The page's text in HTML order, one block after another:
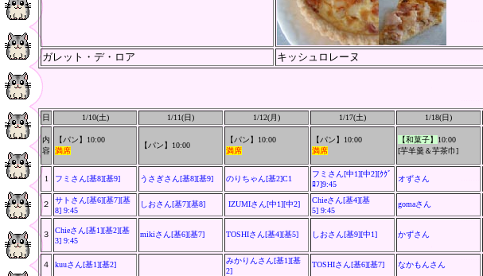
ガレット・デ・ロア キッシュロレーヌ
日 1/10(土) 1/11(日) 1/12(月) 1/17(土) 1/18(日)
内
容
【パン】10:00
満席
【パン】10:00
【パン】10:00
満席
【パン】10:00
満席
【和菓子】 10:00
[芋羊羹＆芋茶巾]
1 フミさん[基8][基9] うさぎさん[基8][基9] のりちゃん[基2]C1
フミさん[中1][中2][ｸｸﾞ
ﾛﾌ]9:45
オずさん
２
サトさん[基6][基7][基
8] 9:45
しおさん[基7][基8] IZUMIさん[中1][中2]
Chieさん[基4][基
5] 9:45
gomaさん
３
Chieさん[基1][基2][基
3] 9:45
mikiさん[基6][基7] TOSHIさん[基4][基5] しおさん[基9][中1] かずさん
４ kuuさん[基1][基2] みかりんさん[基1][基
2]
TOSHIさん[基6][基7] なかもんさん